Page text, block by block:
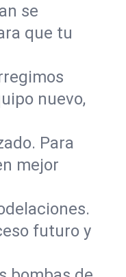
se
que tu
nuevo,
Para
mejor
futuro y